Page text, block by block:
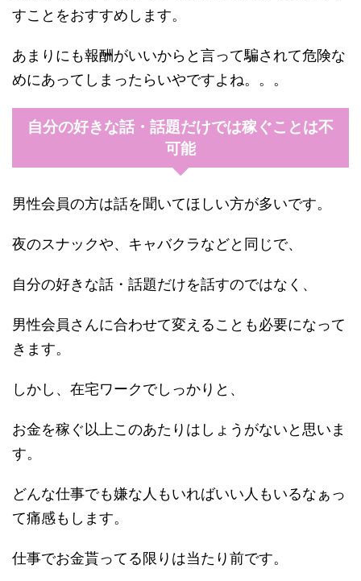
すことをおすすめします。
あまりにも報酬がいいからと言って騙されて危険な
めにあってしまったらいやですよね。。。
自分の好きな話・話題だけでは稼ぐことは不
可能
男性会員の方は話を聞いてほしい方が多いです。
夜のスナックや、キャバクラなどと同じで、
自分の好きな話・話題だけを話すのではなく、
男性会員さんに合わせて変えることも必要になって
きます。
しかし、在宅ワークでしっかりと、
お金を稼ぐ以上このあたりはしょうがないと思いま
す。
どんな仕事でも嫌な人もいればいい人もいるなぁっ
て痛感もします。
仕事でお金貰ってる限りは当たり前です。